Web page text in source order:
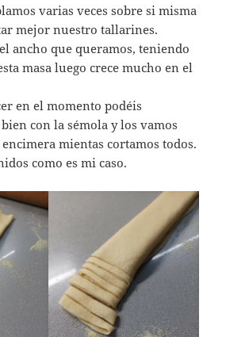
varias veces sobre si misma
mejor nuestro tallarines.
ancho que queramos, teniendo
masa luego crece mucho en el
en el momento podéis
con la sémola y los vamos
mientas cortamos todos.
como es mi caso.